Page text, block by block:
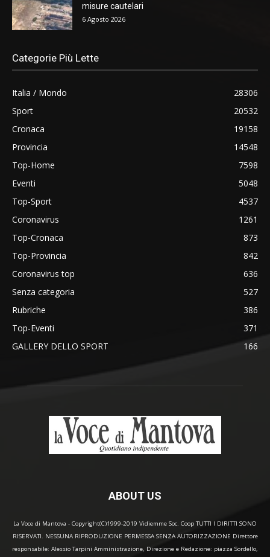
misure cautelari
6 Agosto 2026
Categorie Più Lette
Italia / Mondo
28306
Sport
20532
Cronaca
19158
Provincia
14548
Top-Home
7598
Eventi
5048
Top-Sport
4537
Coronavirus
1261
Top-Cronaca
873
Top-Provincia
842
Coronavirus top
636
Senza categoria
527
Rubriche
386
Top-Eventi
371
GALLERY DELLO SPORT
166
ABOUT US
La Voce di Mantova - Copyright(C)1999-2019 Vidiemme Soc. Coop TUTTI I DIRITTI SONO
RISERVATI. NESSUNA RIPRODUZIONE PERMESSA SENZA AUTORIZZAZIONE Direttore
responsabile: Alessio Tarpini Amministrazione, Direzione e Redazione: piazza Sordello,